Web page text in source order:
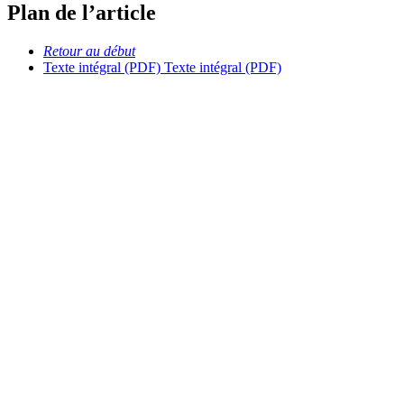
Plan de l’article
Retour au début
Texte intégral (PDF) Texte intégral (PDF)